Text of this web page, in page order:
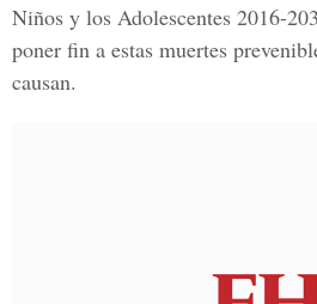
Niños y los Adolescentes 2016-
poner fin a estas muertes
causan.